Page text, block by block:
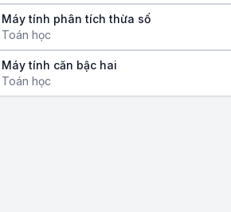
Máy tính phân tích thừa số
Toán học
Máy tính căn bậc hai
Toán học